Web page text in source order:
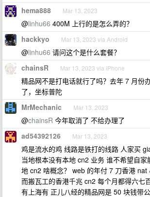
hema888 Mar 13, 2023
@linhu66 400M 上行的是怎么弄的？
hackkyo Mar 13, 2023 via Android
@linhu66 请问这个是什么套餐？
chainsR Mar 13, 2023 via iPhone
精品网不是打电话就行了吗？去年 7 月份
了，坐标普陀
MrMechanic Mar 13, 2023
@chainsR 今年取消了 不给办理了
ad54392126 Mar 13, 2023
鸡是流水的鸡 线路是铁打的线路 人家买
当地根本没有本地 cn2 业务 谁不希望自
地 cn2 啥概念？ web 的年付 7 刀香港
而搬瓦工的香港千兆 cn2 每个月都得六七
有上海有 正儿八经的精品网是 50 块钱带